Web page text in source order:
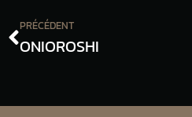
PRÉCÉDENT
ONIOROSHI